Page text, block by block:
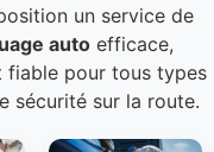
un service de
auto efficace,
fiable pour tous types
sécurité sur la route.